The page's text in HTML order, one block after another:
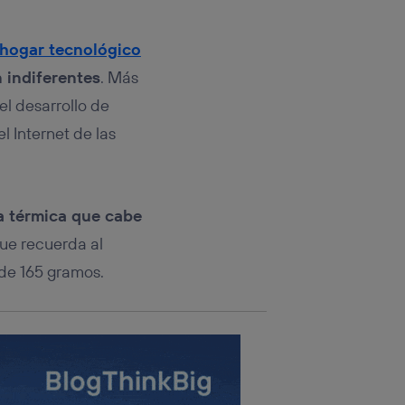
hogar tecnológico
indiferentes. Más
desarrollo de
Internet de las
térmica que cabe
recuerda al
165 gramos.
se
que